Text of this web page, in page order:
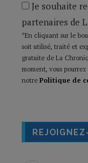
Je souhaite
partenaires de
*En cliquant sur le
soit utilisé, traité et
gratuite de La
moment, vous
notre Politique de